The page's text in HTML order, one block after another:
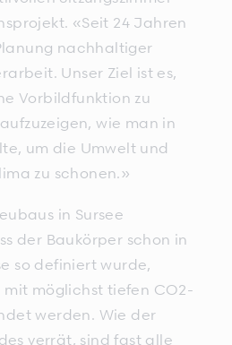
«Seit 24 Jahren
nachhaltiger
Unser Ziel ist es,
Vorbildfunktion zu
wie man in
um die Umwelt und
zu schonen.»
in Sursee
der Baukörper schon in
so definiert wurde,
möglichst tiefen CO2-
werden. Wie der
verrät, sind fast alle